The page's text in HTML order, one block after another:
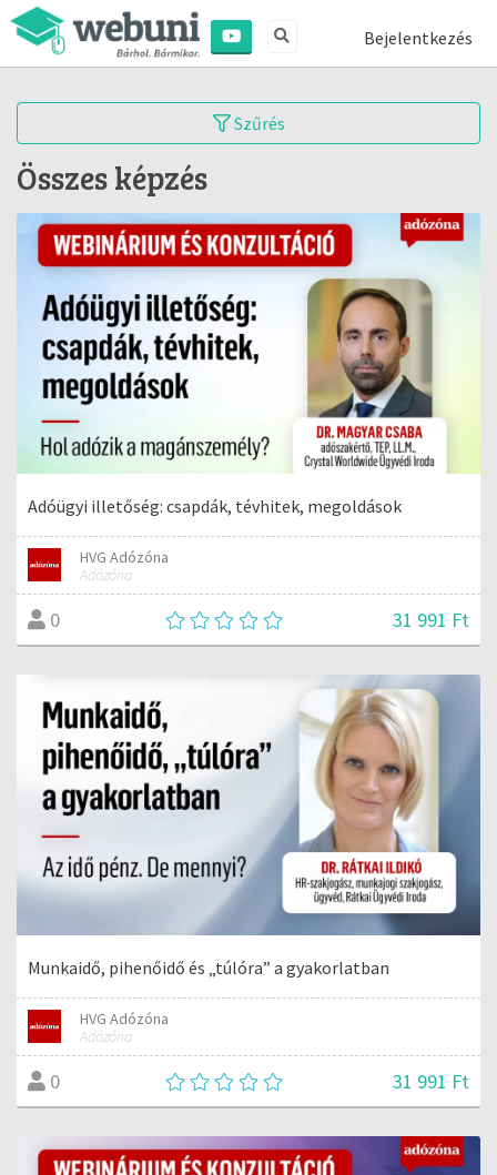
Bejelentkezés
Szűrés
Összes képzés
Adóügyi illetőség: csapdák, tévhitek, megoldások
HVG Adózóna
Adózóna
0 31 991 Ft
Munkaidő, pihenőidő és „túlóra” a gyakorlatban
HVG Adózóna
Adózóna
0 31 991 Ft